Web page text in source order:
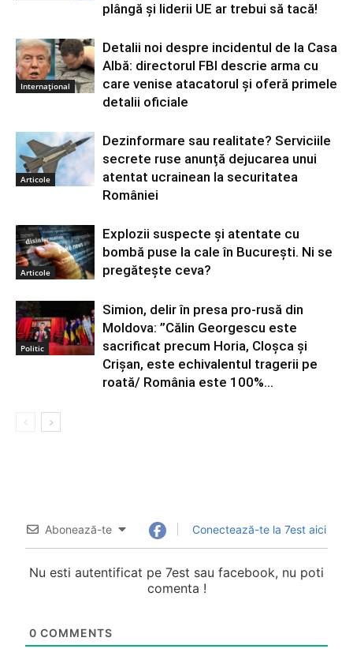
plângă și liderii UE ar trebui să tacă!
Internațional
Detalii noi despre incidentul de la Casa
Albă: directorul FBI descrie arma cu
care venise atacatorul și oferă primele
detalii oficiale
Articole
Dezinformare sau realitate? Serviciile
secrete ruse anunță dejucarea unui
atentat ucrainean la securitatea
României
Articole
Explozii suspecte și atentate cu
bombă puse la cale în București. Ni se
pregătește ceva?
Politic
Simion, delir în presa pro-rusă din
Moldova: ”Călin Georgescu este
sacrificat precum Horia, Cloşca şi
Crişan, este echivalentul tragerii pe
roată/ România este 100%...
Abonează-te Conectează-te la 7est aici
Nu esti autentificat pe 7est sau facebook, nu poti
comenta !
0 COMMENTS